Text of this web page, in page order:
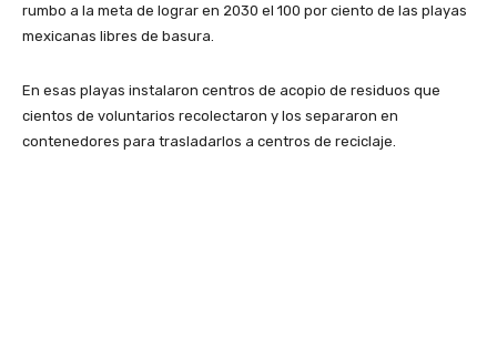
rumbo a la meta de lograr en 2030 el 100 por ciento de las playas
mexicanas libres de basura.
En esas playas instalaron centros de acopio de residuos que
cientos de voluntarios recolectaron y los separaron en
contenedores para trasladarlos a centros de reciclaje.